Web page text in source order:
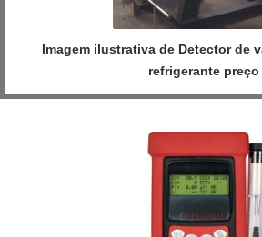
Imagem ilustrativa de Detector de
refrigerante preço